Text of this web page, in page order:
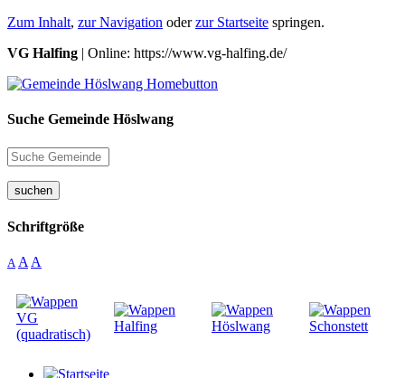
Zum Inhalt, zur Navigation oderzur Startseite springen.
VG Halfing | Online: https://www.vg-halfing.de/
Suche Gemeinde Höslwang
suchen
Schriftgröße
A A A